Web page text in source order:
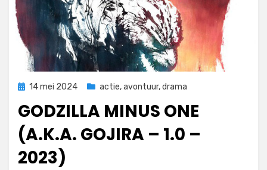
Geplaatst
14 mei 2024 actie,avontuur,drama
GODZILLA MINUS ONE
(A.K.A. GOJIRA – 1.0 –
2023)